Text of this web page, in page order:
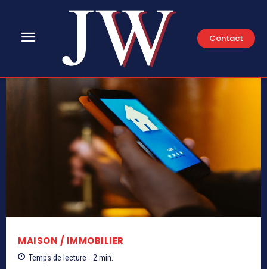
Contact
MAISON / IMMOBILIER
Temps de lecture : 2min.